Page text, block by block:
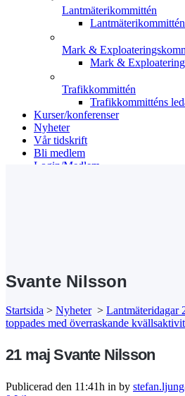
Lantmäterikommittén
Mark &
Mark &
Trafikkommittén
Trafikkommitténs
Kurser/konferenser
Nyheter
Vår tidskrift
Bli medlem
Login/Medlem
Svante Nilsson
Startsida > Nyheter > Lantmäteridagar
toppades med överraskande
21 maj Svante Nilsson
Publicerad den 11:41h in by